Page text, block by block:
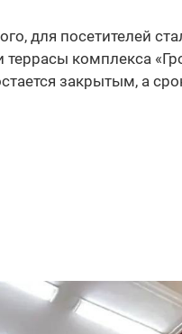
для посетителей
комплекса
закрытым, а